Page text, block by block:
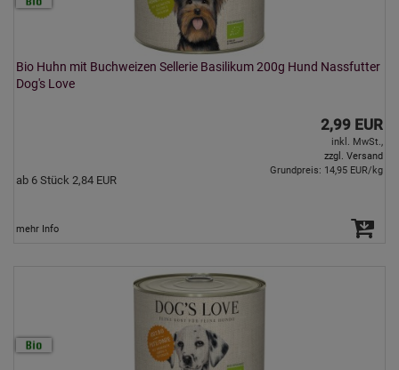
Bio Huhn mit Buchweizen Sellerie Basilikum 200g Hund Nassfutter
Dog's Love
2,99 EUR
inkl. MwSt.,
zzgl. Versand
ab 6 Stück 2,84 EUR
Grundpreis: 14,95 EUR/kg
mehr Info